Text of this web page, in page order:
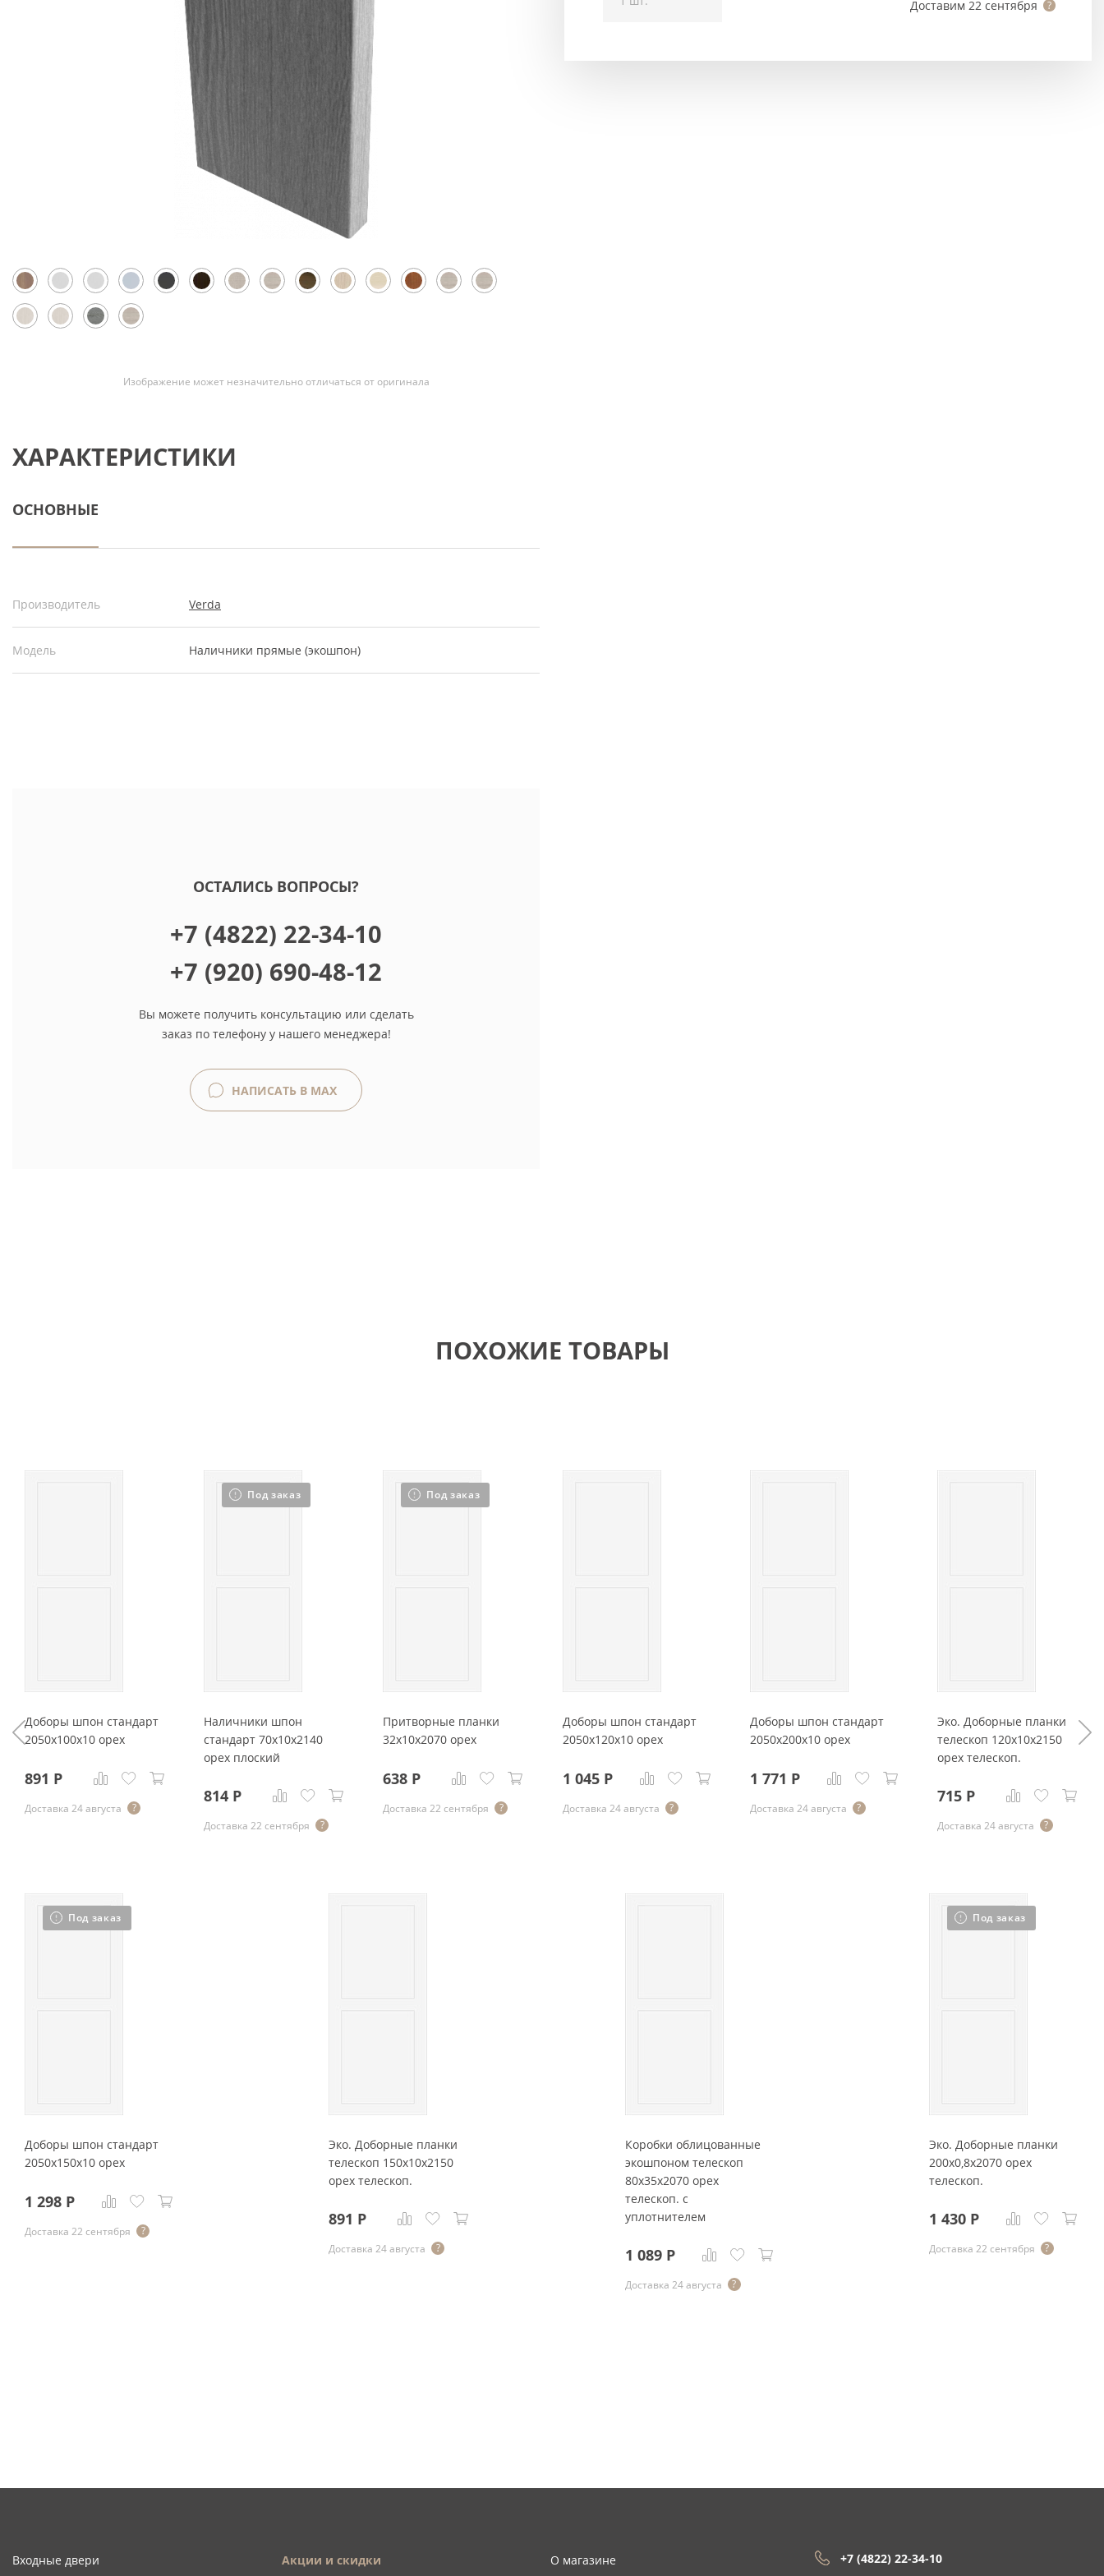
Изображение может незначительно отличаться от оригинала
ХАРАКТЕРИСТИКИ
ОСНОВНЫЕ
Производитель Verda
Модель Наличники прямые (экошпон)
ОСТАЛИСЬ ВОПРОСЫ?
+7 (4822) 22-34-10
+7 (920) 690-48-12
Вы можете получить консультацию или сделать
заказ по телефону у нашего менеджера!
НАПИСАТЬ В MAX
Доставим 22 сентября
ПОХОЖИЕ ТОВАРЫ
Доборы шпон стандарт
2050x100x10 орех
891 Р
Доставка 24 августа
Под заказ
Наличники шпон
стандарт 70x10x2140
орех плоский
814 Р
Доставка 22 сентября
Под заказ
Притворные планки
32x10x2070 орех
638 Р
Доставка 22 сентября
Доборы шпон стандарт
2050x120x10 орех
1 045Р
Доставка 24 августа
Доборы шпон стандарт
2050x200x10 орех
1 771 Р
Доставка 24 августа
Эко. Доборные планки
телескоп 120x10x2150
орех телескоп.
715Р
Доставка 24 августа
Под заказ
Доборы шпон стандарт
2050x150x10 орех
1 298 Р
Доставка 22 сентября
Эко. Доборные планки
телескоп 150x10x2150
орех телескоп.
891 Р
Доставка 24 августа
Коробки облицованные
экошпоном телескоп
80x35x2070 орех
телескоп. с
уплотнителем
1 089Р
Доставка 24 августа
Под заказ
Эко. Доборные планки
200x0,8x2070 орех
телескоп.
1 430Р
Доставка 22 сентября
Входные двери Акции и скидки О магазине
+7 (4822) 22-34-10